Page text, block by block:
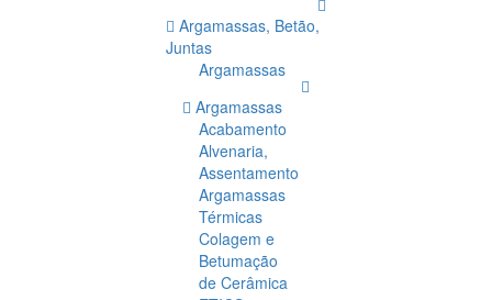
Argamassas, Betão,
Juntas
Argamassas
Argamassas
Acabamento
Alvenaria,
Assentamento
Argamassas
Térmicas
Colagem e
Betumação
de Cerâmica